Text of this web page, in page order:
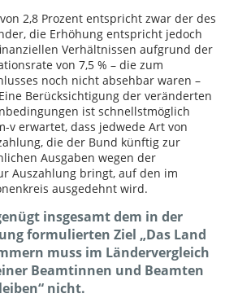
2,8 Prozent entspricht zwar der des
die Erhöhung entspricht jedoch
Verhältnissen aufgrund der
von 7,5 % – die zum
noch nicht absehbar waren –
Berücksichtigung der veränderten
ist schnellstmöglich
v erwartet, dass jedwede Art von
die der Bund künftig zur
Ausgaben wegen der
Auszahlung bringt, auf den im
ausgedehnt wird.
insgesamt dem in der
formulierten Ziel „Das Land
muss im Ländervergleich
Beamtinnen und Beamten
nicht.